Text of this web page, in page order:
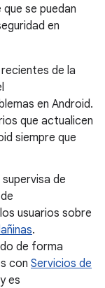
se puedan
en
de la
en Android.
que actualicen
siempre que
de
usuarios sobre
.
de forma
con Servicios de
y es